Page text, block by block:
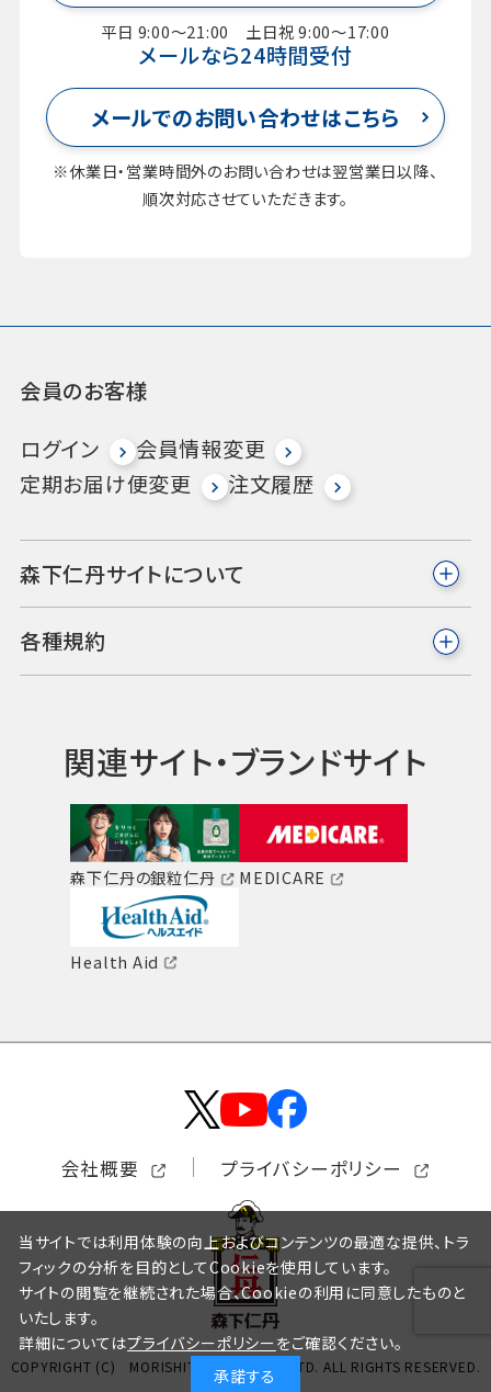
平日 9:00～21:00 土日祝 9:00～17:00
メールなら24時間受付
メールでのお問い合わせはこちら
※休業日・営業時間外のお問い合わせは翌営業日以降、
順次対応させていただきます。
会員のお客様
ログイン
会員情報変更
定期お届け便変更
注文履歴
森下仁丹サイトについて
各種規約
関連サイト・ブランドサイト
森下仁丹の銀粒仁丹 MEDICARE
Health Aid
会社概要 プライバシーポリシー
COPYRIGHT (C) MORISHITA JINTAN CO., LTD. ALL RIGHTS RESERVED.
当サイトでは利用体験の向上およびコンテンツの最適な提供、トラ
フィックの分析を目的としてCookieを使用しています。
サイトの閲覧を継続された場合、Cookieの利用に同意したものと
いたします。
詳細についてはプライバシーポリシーをご確認ください。
承諾する